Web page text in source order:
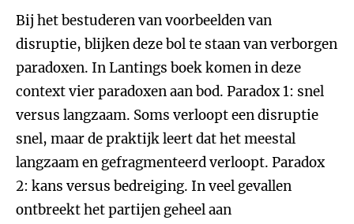
Bij het bestuderen van voorbeelden van
disruptie, blijken deze bol te staan van verborgen
paradoxen. In Lantings boek komen in deze
context vier paradoxen aan bod. Paradox 1: snel
versus langzaam. Soms verloopt een disruptie
snel, maar de praktijk leert dat het meestal
langzaam en gefragmenteerd verloopt. Paradox
2: kans versus bedreiging. In veel gevallen
ontbreekt het partijen geheel aan